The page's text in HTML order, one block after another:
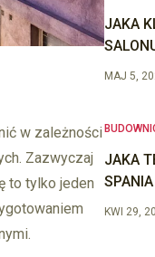
w zależności
Zazwyczaj
to tylko jeden
JAKA
MAJ 5,
JAKA
KWI 29,